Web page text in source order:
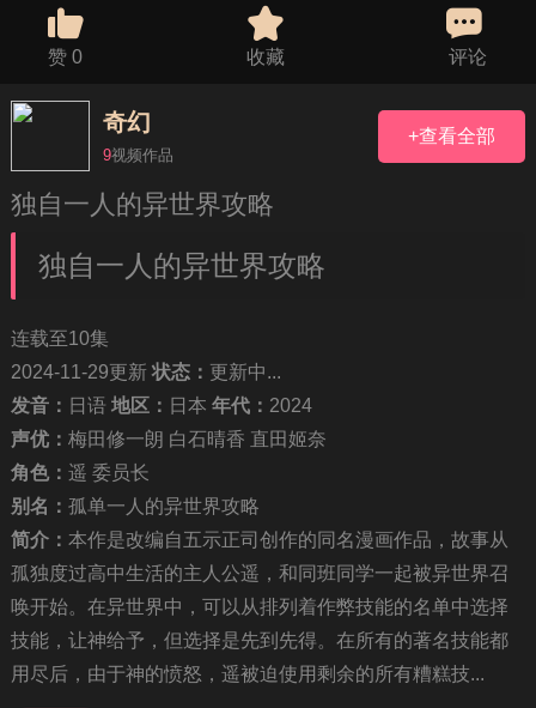
赞0 收藏 评论
奇幻
9视频作品
+查看全部
独自一人的异世界攻略
独自一人的异世界攻略
连载至10集
2024-11-29更新状态： 更新中...
发音： 日语 地区： 日本 年代： 2024
声优： 梅田修一朗 白石晴香 直田姬奈
角色： 遥 委员长
别名： 孤单一人的异世界攻略
简介： 本作是改编自五示正司创作的同名漫画作品，故事从
孤独度过高中生活的主人公遥，和同班同学一起被异世界召
唤开始。在异世界中，可以从排列着作弊技能的名单中选择
技能，让神给予，但选择是先到先得。在所有的著名技能都
用尽后，由于神的愤怒，遥被迫使用剩余的所有糟糕技...
不要轻易相信视频中的广告，谨防上当受骗!